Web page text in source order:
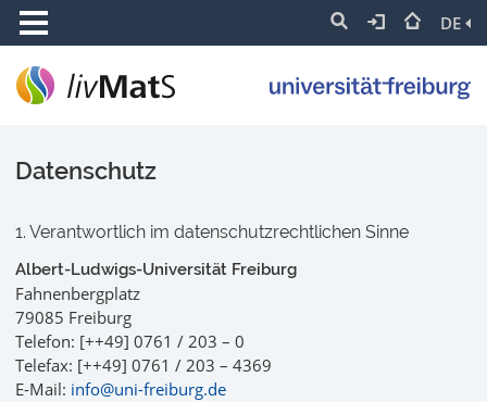
DE
Datenschutz
1. Verantwortlich im datenschutzrechtlichen Sinne
Albert-Ludwigs-Universität Freiburg
Fahnenbergplatz
79085 Freiburg
Telefon: [++49] 0761 / 203 – 0
Telefax: [++49] 0761 / 203 – 4369
E-Mail: info@uni-freiburg.de